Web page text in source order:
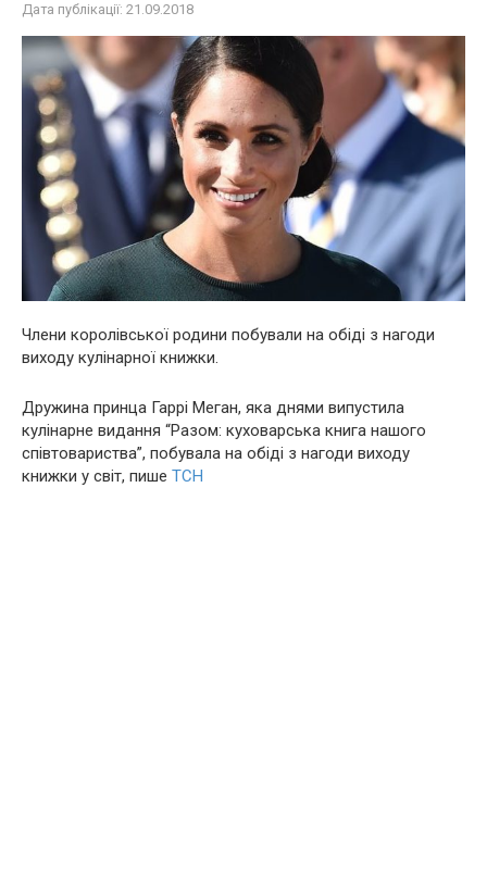
Дата публікації: 21.09.2018
Члeни королівської родини побували на обіді з нагоди
виходу кулінарної книжки.
Дружина принца Гаррі Меган, яка днями випустила
кулінарне видання “Разом: куховарська книга нашого
співтовариства”, побувала на обіді з нагоди виходу
книжки у світ, пише ТСН